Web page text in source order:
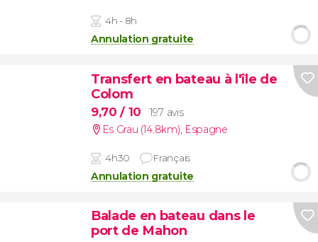
4h - 8h
Annulation gratuite
Transfert en bateau à l'île de
Colom
9,70/ 10
197 avis
Es Grau (14.8km), Espagne
4h30 Français
Annulation gratuite
Balade en bateau dans le
port de Mahon